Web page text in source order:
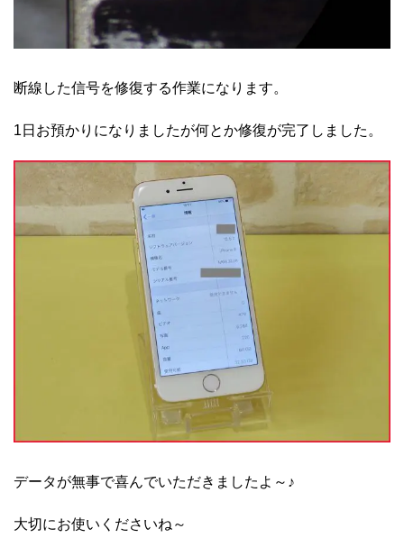
断線した信号を修復する作業になります。
1日お預かりになりましたが何とか修復が完了しました。
データが無事で喜んでいただきましたよ～♪
大切にお使いくださいね～